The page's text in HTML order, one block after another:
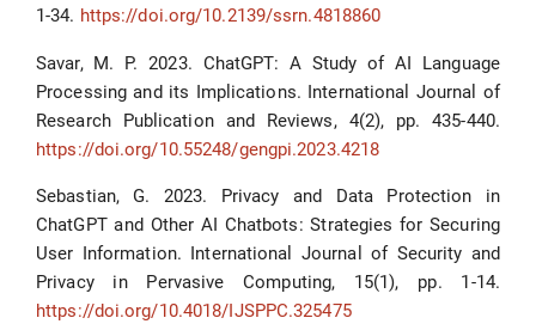
1-34. https://doi.org/10.2139/ssrn.4818860
Savar, M. P. 2023. ChatGPT: A Study of AI Language
Processing and its Implications. International Journal of
Research Publication and Reviews, 4(2), pp. 435-440.
https://doi.org/10.55248/gengpi.2023.4218
Sebastian, G. 2023. Privacy and Data Protection in
ChatGPT and Other AI Chatbots: Strategies for Securing
User Information. International Journal of Security and
Privacy in Pervasive Computing, 15(1), pp. 1-14.
https://doi.org/10.4018/IJSPPC.325475